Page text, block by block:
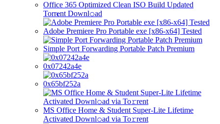
Office 365 Optimized Clean ISO Build Updated
Torr𝐞nt Downl𝚘аd
Adobe Premiere Pro Portable exe [x86-x64] Tested
Simple Port Forwarding Portable Patch Premium
0x07242a4e
0x65bf252a
MS Office Home & Student Super-Lite Lifetime
Activated Downl𝚘ad via To𝚛rent